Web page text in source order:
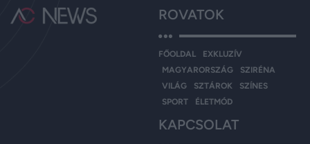
ROVATOK
FŐOLDAL
EXKLUZÍV
MAGYARORSZÁG
SZIRÉNA
VILÁG
SZTÁROK
SZÍNES
SPORT
ÉLETMÓD
KAPCSOLAT